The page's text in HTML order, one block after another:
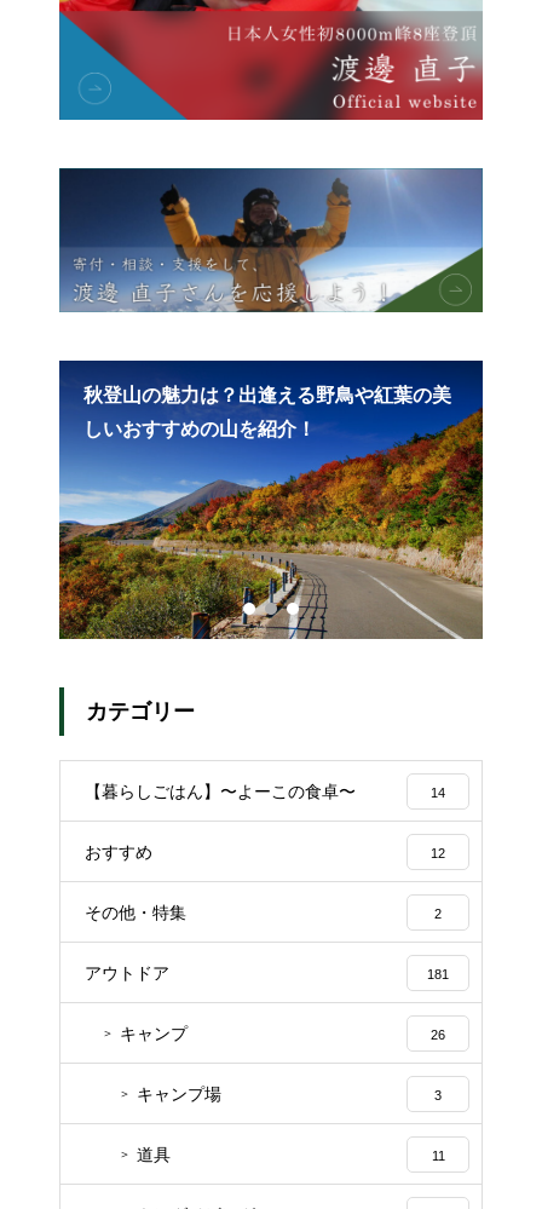
秋登山の魅力は？出逢える野鳥や紅葉の美
しいおすすめの山を紹介！
カテゴリー
【暮らしごはん】〜よーこの食卓〜 14
おすすめ 12
その他・特集 2
アウトドア 181
キャンプ 26
キャンプ場 3
道具 11